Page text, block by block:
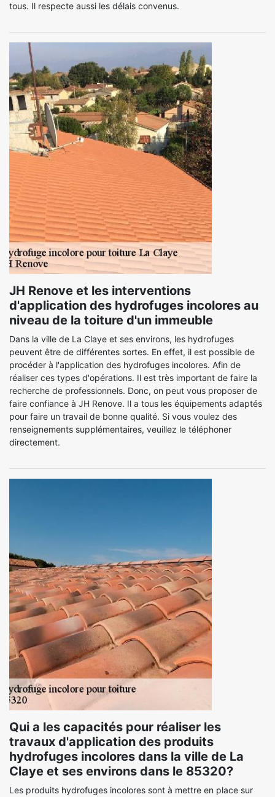
tous. Il respecte aussi les délais convenus.
JH Renove et les interventions
d'application des hydrofuges incolores au
niveau de la toiture d'un immeuble
Dans la ville de La Claye et ses environs, les hydrofuges
peuvent être de différentes sortes. En effet, il est possible de
procéder à l'application des hydrofuges incolores. Afin de
réaliser ces types d'opérations. Il est très important de faire la
recherche de professionnels. Donc, on peut vous proposer de
faire confiance à JH Renove. Il a tous les équipements adaptés
pour faire un travail de bonne qualité. Si vous voulez des
renseignements supplémentaires, veuillez le téléphoner
directement.
Qui a les capacités pour réaliser les
travaux d'application des produits
hydrofuges incolores dans la ville de La
Claye et ses environs dans le 85320?
Les produits hydrofuges incolores sont à mettre en place sur